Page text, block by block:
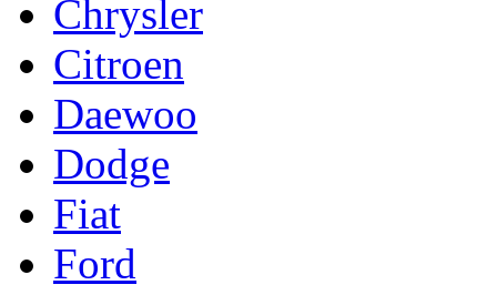
Chrysler
Citroen
Daewoo
Dodge
Fiat
Ford